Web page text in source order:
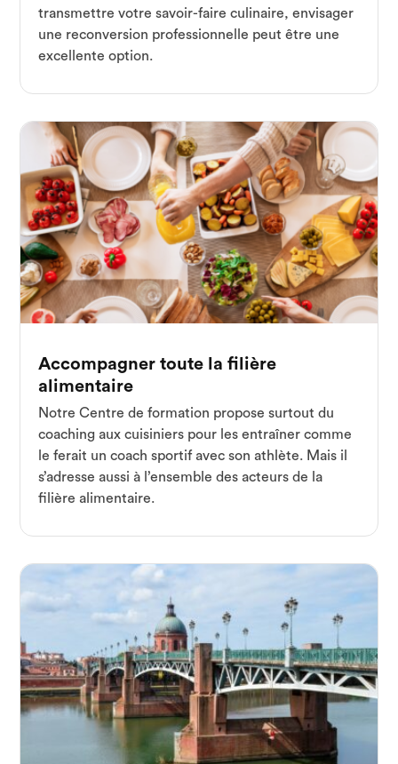
transmettre votre savoir-faire culinaire, envisager
une reconversion professionnelle peut être une
excellente option.
Accompagner toute la filière
alimentaire
Notre Centre de formation propose surtout du
coaching aux cuisiniers pour les entraîner comme
le ferait un coach sportif avec son athlète. Mais il
s’adresse aussi à l’ensemble des acteurs de la
filière alimentaire.